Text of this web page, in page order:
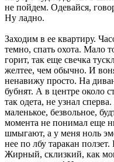
не пойдем. Одевайся,
Ну ладно.
Заходим в ее квартиру.
темно, спать охота. Мало
горит, так еще свечка
желтее, чем обычно. И
ненавижу просто. На
бубнят. А в центре около
так одета, не узнал
маленькое, безвольное,
момента не понимал еще
шмыгают, а у меня ноль
нее по лбу таракан
Жирный, склизкий, как